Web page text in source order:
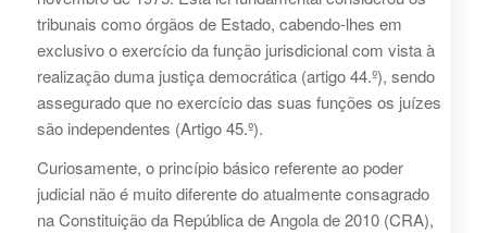
tribunais como órgãos de Estado, cabendo-lhes em
exclusivo o exercício da função jurisdicional com vista à
realização duma justiça democrática (artigo 44.º), sendo
assegurado que no exercício das suas funções os juízes
são independentes (Artigo 45.º).
Curiosamente, o princípio básico referente ao poder
judicial não é muito diferente do atualmente consagrado
na Constituição da República de Angola de 2010 (CRA),